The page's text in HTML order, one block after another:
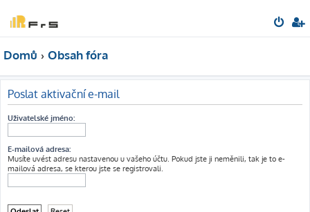
Domů Obsah fóra
Poslat aktivační e-mail
Uživatelské jméno:
E-mailová adresa:
Musíte uvést adresu nastavenou u vašeho účtu. Pokud jste ji neměnili, tak je to e-
mailová adresa, se kterou jste se registrovali.